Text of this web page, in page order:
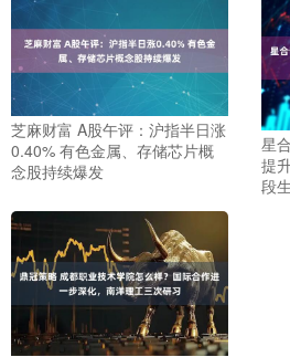
芝麻财富 A股午评：沪指半日涨
0.40% 有色金属、存储芯片概
念股持续爆发
星
提
段